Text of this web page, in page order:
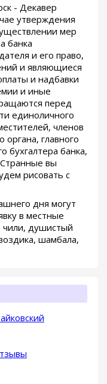
- Декавер
утверждения
мер
банка
и его право,
и являющиеся
и надбавки
и иные
перед
единоличного
членов
органа, главного
бухгалтера банка,
Странные вы
рисовать с
дня могут
в местные
душистый
шамбала,